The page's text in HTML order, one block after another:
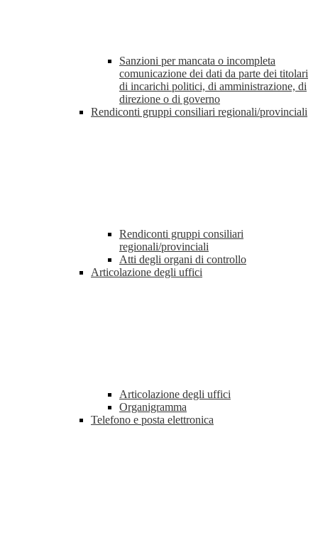
Sanzioni per mancata o incompleta
comunicazione dei dati da parte dei titolari
di incarichi politici, di amministrazione, di
direzione o di governo
Rendiconti gruppi consiliari regionali/provinciali
Rendiconti gruppi consiliari
regionali/provinciali
Atti degli organi di controllo
Articolazione degli uffici
Articolazione degli uffici
Organigramma
Telefono e posta elettronica